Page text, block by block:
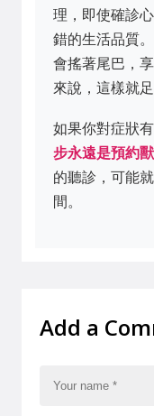
理，即使確診
錯的生活品質
會搖著尾巴，
來說，這樣就足
如果你對症狀
步永遠是預約
的聽診，可能
間。
Add a